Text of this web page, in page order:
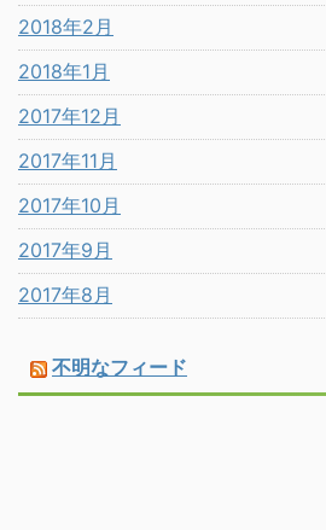
2018年2月
2018年1月
2017年12月
2017年11月
2017年10月
2017年9月
2017年8月
不明なフィード